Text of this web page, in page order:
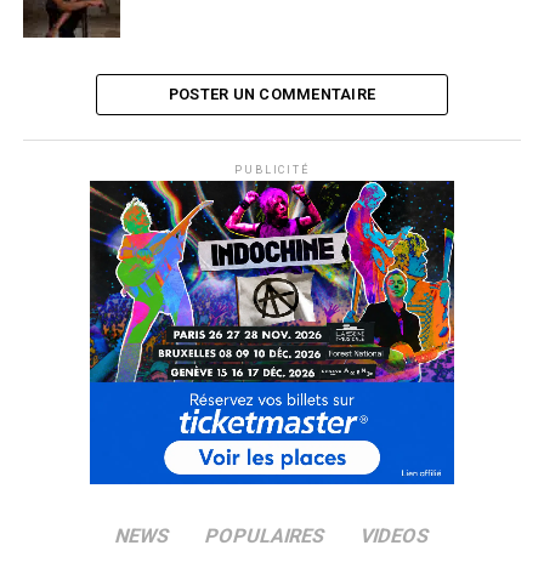
POSTER UN COMMENTAIRE
PUBLICITÉ
NEWS POPULAIRES VIDEOS